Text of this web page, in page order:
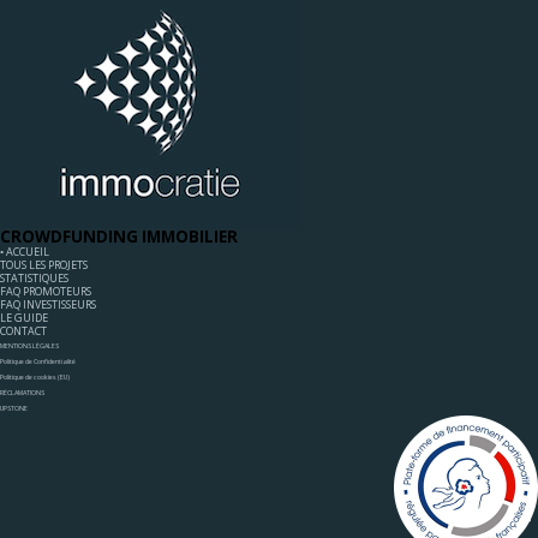
CROWDFUNDING IMMOBILIER
◦ ACCUEIL
TOUS LES PROJETS
STATISTIQUES
FAQ PROMOTEURS
FAQ INVESTISSEURS
LE GUIDE
CONTACT
MENTIONS LÉGALES
Politique de Confidentialité
Politique de cookies (EU)
RÉCLAMATIONS
UPSTONE